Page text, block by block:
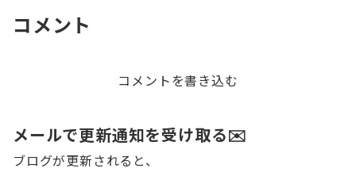
te
コメント
コメントを書き込む
メールで更新通知を受け取る✉️
ブログが更新されると、